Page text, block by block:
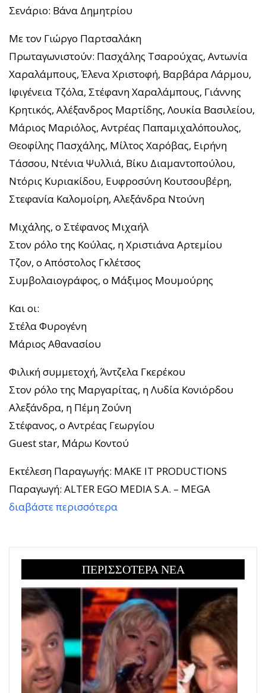
Σενάριο: Βάνα Δημητρίου
Με τον Γιώργο Παρτσαλάκη
Πρωταγωνιστούν: Πασχάλης Τσαρούχας, Αντωνία
Χαραλάμπους, Έλενα Χριστοφή, Βαρβάρα Λάρμου,
Ιφιγένεια Τζόλα, Στέφανη Χαραλάμπους, Γιάννης
Κρητικός, Αλέξανδρος Μαρτίδης, Λουκία Βασιλείου,
Μάριος Μαριόλος, Αντρέας Παπαμιχαλόπουλος,
Θεοφίλης Πασχάλης, Μίλτος Χαρόβας, Ειρήνη
Τάσσου, Ντένια Ψυλλιά, Βίκυ Διαμαντοπούλου,
Ντόρις Κυριακίδου, Ευφροσύνη Κουτσουβέρη,
Στεφανία Καλομοίρη, Αλεξάνδρα Ντούνη
Μιχάλης, ο Στέφανος Μιχαήλ
Στον ρόλο της Κούλας, η Χριστιάνα Αρτεμίου
Τζον, ο Απόστολος Γκλέτσος
Συμβολαιογράφος, ο Μάξιμος Μουμούρης
Και οι:
Στέλα Φυρογένη
Μάριος Αθανασίου
Φιλική συμμετοχή, Άντζελα Γκερέκου
Στον ρόλο της Μαργαρίτας, η Λυδία Κονιόρδου
Αλεξάνδρα, η Πέμη Ζούνη
Στέφανος, ο Αντρέας Γεωργίου
Guest star, Μάρω Κοντού
Εκτέλεση Παραγωγής: MAKE IT PRODUCTIONS
Παραγωγή: ALTER EGO MEDIA S.A. – MEGA
διαβάστε περισσότερα
ΠΕΡΙΣΣΟΤΕΡΑ ΝΕΑ